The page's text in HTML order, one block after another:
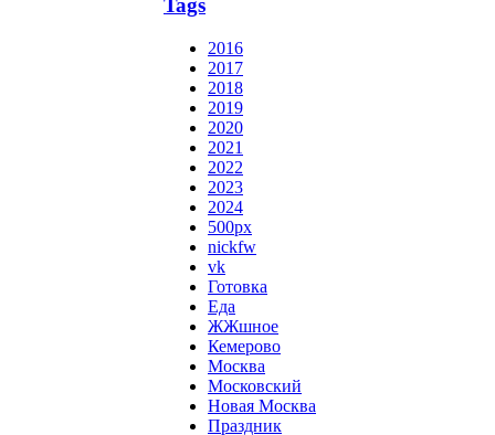
Tags
2016
2017
2018
2019
2020
2021
2022
2023
2024
500px
nickfw
vk
Готовка
Еда
ЖЖшное
Кемерово
Москва
Московский
Новая Москва
Праздник